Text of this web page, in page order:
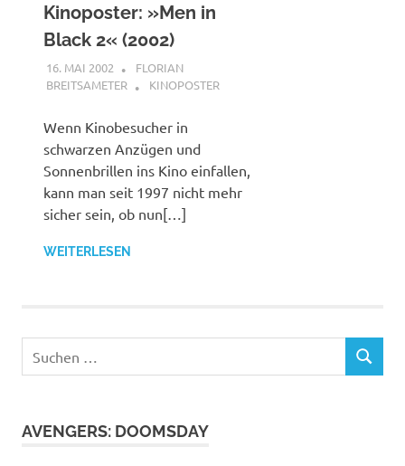
Kinoposter: »Men in
Black 2« (2002)
16. MAI 2002
FLORIAN
BREITSAMETER
KINOPOSTER
Wenn Kinobesucher in
schwarzen Anzügen und
Sonnenbrillen ins Kino einfallen,
kann man seit 1997 nicht mehr
sicher sein, ob nun[…]
WEITERLESEN
nach:
SUCHEN
AVENGERS: DOOMSDAY